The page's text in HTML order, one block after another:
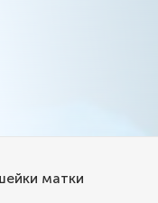
матки